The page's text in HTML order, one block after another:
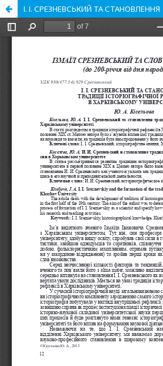
І. І. СРЕЗНЕВСЬКИЙ ТА СТАНОВЛЕННЯ